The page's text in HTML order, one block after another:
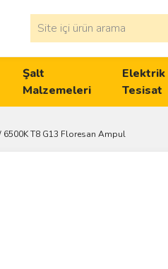
Şalt
Malzemeleri
Elektrik
Tesisat
6500K T8 G13 Floresan Ampul